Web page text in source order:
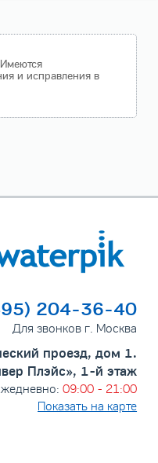
и исправления в
204-36-40
Для звонков г. Москва
проезд, дом 1.
Плэйс», 1-й этаж
09:00 - 21:00
Показать на карте